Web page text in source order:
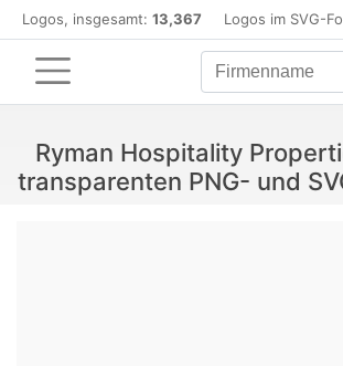
Logos, insgesamt: 13,367 Logos im SVG-
Ryman Hospitality
transparenten PNG- und